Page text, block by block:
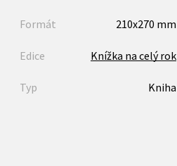
Formát 210x270 mm
Edice Knížka na celý rok
Typ Kniha